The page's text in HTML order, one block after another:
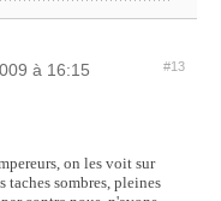
à 16:15 #13
on les voit sur
taches sombres, pleines